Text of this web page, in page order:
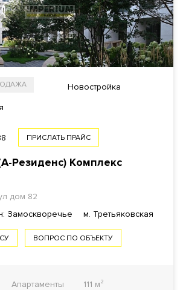
Новостройка
ПРИСЛАТЬ ПРАЙС
Резиденс) Комплекс
дом 82
Замоскворечье м. Третьяковская
ВОПРОС ПО ОБЪЕКТУ
Апартаменты
111 м²